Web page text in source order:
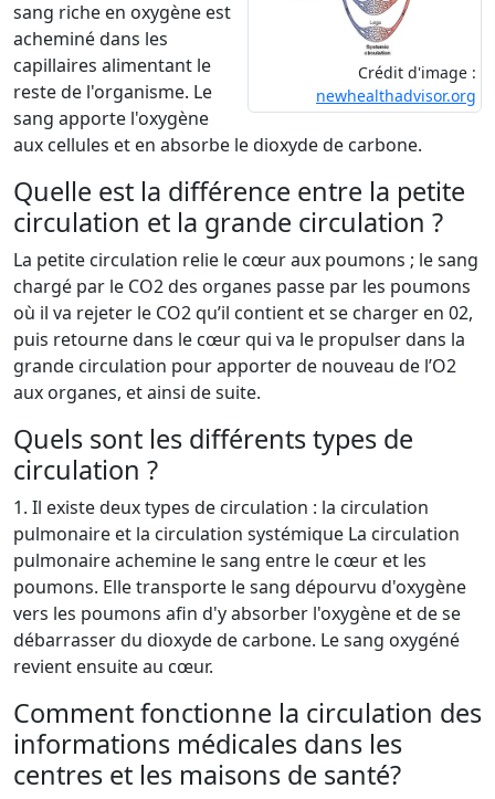
Crédit d'image :
newhealthadvisor.org
sang riche en oxygène est
acheminé dans les
capillaires alimentant le
reste de l'organisme. Le
sang apporte l'oxygène
aux cellules et en absorbe le dioxyde de carbone.
Quelle est la différence entre la petite
circulation et la grande circulation ?
La petite circulation relie le cœur aux poumons ; le sang
chargé par le CO2 des organes passe par les poumons
où il va rejeter le CO2 qu’il contient et se charger en 02,
puis retourne dans le cœur qui va le propulser dans la
grande circulation pour apporter de nouveau de l’O2
aux organes, et ainsi de suite.
Quels sont les différents types de
circulation ?
1. Il existe deux types de circulation : la circulation
pulmonaire et la circulation systémique La circulation
pulmonaire achemine le sang entre le cœur et les
poumons. Elle transporte le sang dépourvu d'oxygène
vers les poumons afin d'y absorber l'oxygène et de se
débarrasser du dioxyde de carbone. Le sang oxygéné
revient ensuite au cœur.
Comment fonctionne la circulation des
informations médicales dans les
centres et les maisons de santé?